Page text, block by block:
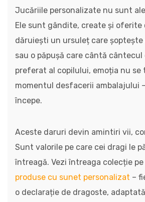
Jucăriile personalizate nu sunt
Ele sunt gândite, create și oferite
dăruiești un ursuleț care șoptește
sau o păpușă care cântă cântecul
preferat al copilului, emoția nu se
momentul desfacerii ambalajului
începe.
Aceste daruri devin amintiri vii,
Sunt valorile pe care cei dragi le
întreagă. Vezi întreaga colecție pe
produse cu sunet personalizat –
o declarație de dragoste,